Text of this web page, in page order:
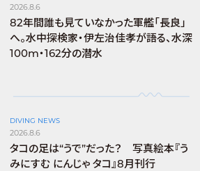
2026.8.6
82年間誰も見ていなかった軍艦「長良」
へ。水中探検家・伊左治佳孝が語る、水深
100m・162分の潜水
DIVING NEWS
2026.8.6
タコの足は“うで”だった？ 写真絵本『う
みにすむ にんじゃ タコ』8月刊行